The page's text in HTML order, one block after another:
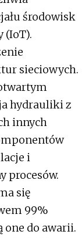
środowisk
(IoT).
sieciowych.
hydrauliki z
innych
i
procesów.
się
99%
one do awarii.